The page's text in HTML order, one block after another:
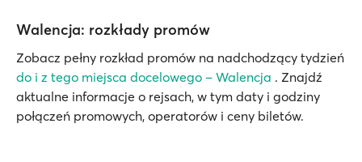
Walencja: rozkłady promów
Zobacz pełny rozkład promów na nadchodzący tydzień
do i z tego miejsca docelowego – Walencja . Znajdź
aktualne informacje o rejsach, w tym daty i godziny
połączeń promowych, operatorów i ceny biletów.